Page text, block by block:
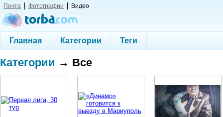
Почта Фотографии Видео
Главная Категории Теги
Категории → Все